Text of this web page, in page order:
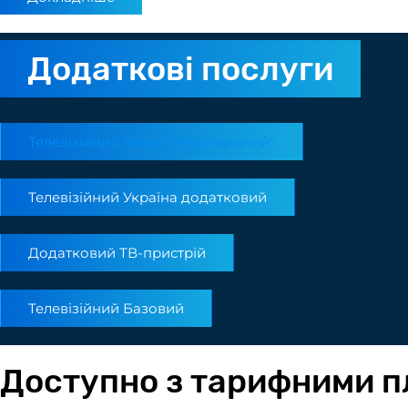
Додаткові послуги
Телевізійний пакет "Регіональний"
Телевізійний Україна додатковий
Додатковий ТВ-пристрій
Телевізійний Базовий
Доступно з тарифними